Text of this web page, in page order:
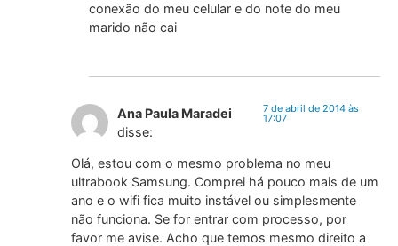
conexão do meu celular e do note do meu
marido não cai
Ana Paula Maradei
disse:
7 de abril de 2014 às
17:07
Olá, estou com o mesmo problema no meu
ultrabook Samsung. Comprei há pouco mais de um
ano e o wifi fica muito instável ou simplesmente
não funciona. Se for entrar com processo, por
favor me avise. Acho que temos mesmo direito a